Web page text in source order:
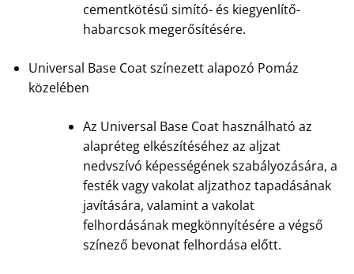
cementkötésű simító- és kiegyenlítő-
habarcsok megerősítésére.
Universal Base Coat színezett alapozó Pomáz
közelében
Az Universal Base Coat használható az
alapréteg elkészítéséhez az aljzat
nedvszívó képességének szabályozására, a
festék vagy vakolat aljzathoz tapadásának
javítására, valamint a vakolat
felhordásának megkönnyítésére a végső
színező bevonat felhordása előtt.